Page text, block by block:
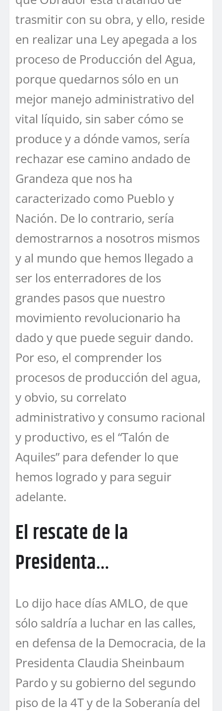
trasmitir con su obra, y ello, reside
en realizar una Ley apegada a los
proceso de Producción del Agua,
porque quedarnos sólo en un
mejor manejo administrativo del
vital líquido, sin saber cómo se
produce y a dónde vamos, sería
rechazar ese camino andado de
Grandeza que nos ha
caracterizado como Pueblo y
Nación. De lo contrario, sería
demostrarnos a nosotros mismos
y al mundo que hemos llegado a
ser los enterradores de los
grandes pasos que nuestro
movimiento revolucionario ha
dado y que puede seguir dando.
Por eso, el comprender los
procesos de producción del agua,
y obvio, su correlato
administrativo y consumo racional
y productivo, es el “Talón de
Aquiles” para defender lo que
hemos logrado y para seguir
adelante.
El rescate de la
Presidenta…
Lo dijo hace días AMLO, de que
sólo saldría a luchar en las calles,
en defensa de la Democracia, de la
Presidenta Claudia Sheinbaum
Pardo y su gobierno del segundo
piso de la 4T y de la Soberanía del